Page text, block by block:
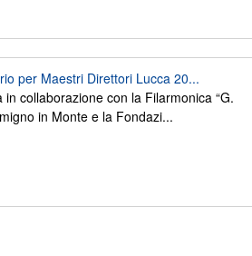
per Maestri Direttori Lucca 20...
in collaborazione con la Filarmonica “G.
in Monte e la Fondazi...